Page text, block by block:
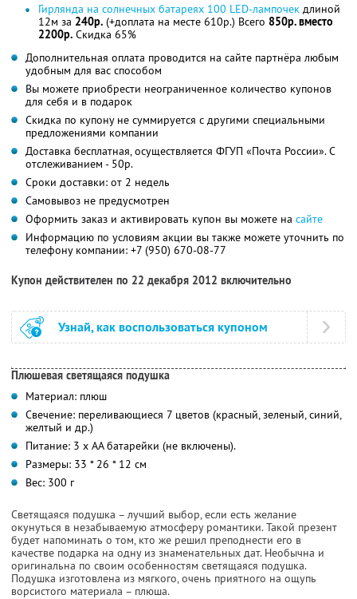
Гирлянда на солнечных батареях 100 LED-лампочек длиной
12м за 240р. (+доплата на месте 610р.) Всего 850р. вместо
2200р. Скидка 65%
Дополнительная оплата проводится на сайте партнёра любым
удобным для вас способом
Вы можете приобрести неограниченное количество купонов
для себя и в подарок
Скидка по купону не суммируется с другими специальными
предложениями компании
Доставка бесплатная, осуществляется ФГУП «Почта России». С
отслеживанием - 50р.
Сроки доставки: от 2 недель
Самовывоз не предусмотрен
Оформить заказ и активировать купон вы можете на сайте
Информацию по условиям акции вы также можете уточнить по
телефону компании: +7 (950) 670-08-77
Купон действителен по 22 декабря 2012 включительно
Узнай, как воспользоваться купоном
Плюшевая светящаяся подушка
Материал: плюш
Свечение: переливающиеся 7 цветов (красный, зеленый, синий,
желтый и др.)
Питание: 3 х АА батарейки (не включены).
Размеры: 33 * 26 * 12 см
Вес: 300 г
Светящаяся подушка – лучший выбор, если есть желание
окунуться в незабываемую атмосферу романтики. Такой презент
будет напоминать о том, кто же решил преподнести его в
качестве подарка на одну из знаменательных дат. Необычна и
оригинальна по своим особенностям светящаяся подушка.
Подушка изготовлена из мягкого, очень приятного на ощупь
ворсистого материала – плюша.